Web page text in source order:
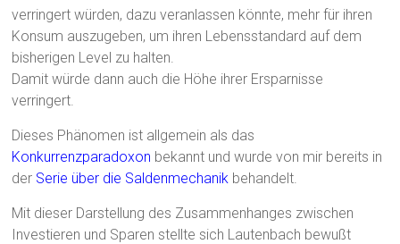
verringert würden, dazu veranlassen könnte, mehr für ihren
Konsum auszugeben, um ihren Lebensstandard auf dem
bisherigen Level zu halten.
Damit würde dann auch die Höhe ihrer Ersparnisse
verringert.
Dieses Phänomen ist allgemein als das
Konkurrenzparadoxon bekannt und wurde von mir bereits in
der Serie über die Saldenmechanik behandelt.
Mit dieser Darstellung des Zusammenhanges zwischen
Investieren und Sparen stellte sich Lautenbach bewußt